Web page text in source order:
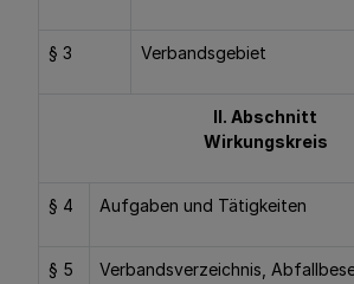
§ 3 Verbandsgebiet
II. Abschnitt
Wirkungskreis
§ 4 Aufgaben und Tätigkeiten
§ 5 Verbandsverzeichnis,